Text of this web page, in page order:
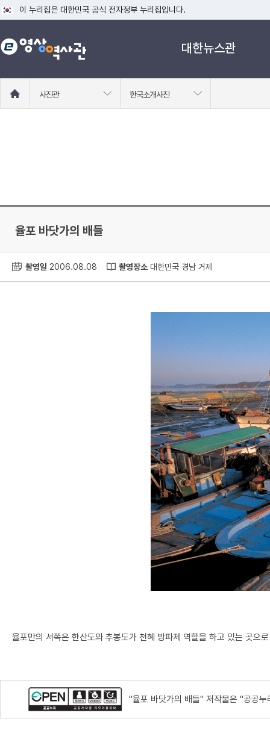
이 누리집은 대한민국 공식 전자정부 누리집입니다.
공식 누리집 주소 확인하기
go.kr 주소를 사용하는 누리집은 대한민국 정부기관이 관리하는 누리집입니
대한뉴스관
로
사진관 한국소개사진
율포 바닷가의 배들
촬영일 2006.08.08 촬영장소 대한민국 경남 거제
율포만의 서쪽은 한산도와 추봉도가 천혜 방파제 역할을 하고 있는 곳으
"율포 바닷가의 배들" 저작물은 "공공